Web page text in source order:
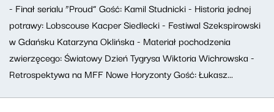
- Finał serialu “Proud” Gość: Kamil Studnicki - Historia jednej
potrawy: Lobscouse Kacper Siedlecki - Festiwal Szekspirowski
w Gdańsku Katarzyna Oklińska - Materiał pochodzenia
zwierzęcego: Światowy Dzień Tygrysa Wiktoria Wichrowska -
Retrospektywa na MFF Nowe Horyzonty Gość: Łukasz...